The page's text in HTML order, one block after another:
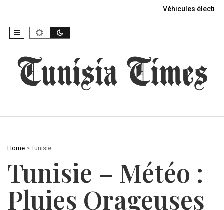
Véhicules
Home > Tunisie
Tunisie – Météo :
Pluies Orageuses